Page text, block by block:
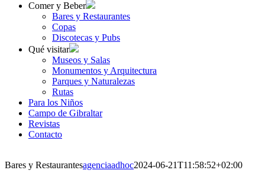
Comer y Beber
Bares y Restaurantes
Copas
Discotecas y Pubs
Qué visitar
Museos y Salas
Monumentos y Arquitectura
Parques y Naturalezas
Rutas
Para los Niños
Campo de Gibraltar
Revistas
Contacto
Bares y Restaurantesagenciaadhoc2024-06-21T11:58:52+02:00